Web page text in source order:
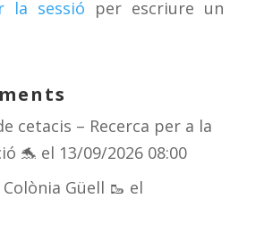
ix
la sessió per escriure un
cetacis – Recerca per a la
🐬 el 13/09/2026 08:00
Güell 🥾 el